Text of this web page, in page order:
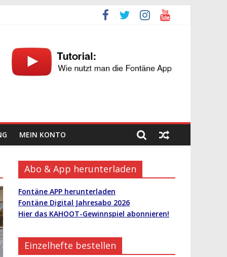
MEIN KONTO
Abo & App herunterladen
Fontäne APP herunterladen
Fontäne Digital Jahresabo 2026
Hier das KAHOOT-Gewinnspiel abonnieren!
Einzelhefte bestellen